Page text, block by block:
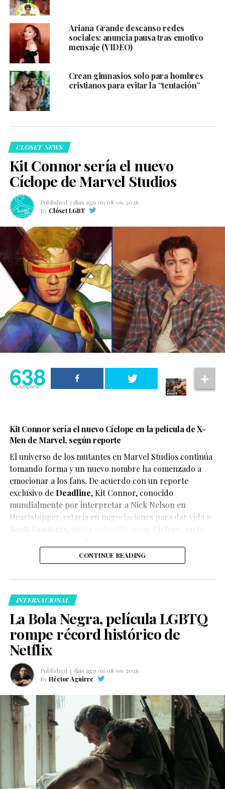
Ariana Grande descanso redes
sociales: anuncia pausa tras emotivo
mensaje (VIDEO)
Crean gimnasios solo para hombres
cristianos para evitar la “tentación”
CLOSET NEWS
Kit Connor sería el nuevo
Cíclope de Marvel Studios
Published 3 días ago on 08/06/2026
By Clóset LGBT
638
Compartir
Kit Connor sería el nuevo Cíclope en la película de X-
Men de Marvel, según reporte
El universo de los mutantes en Marvel Studios continúa
tomando forma y un nuevo nombre ha comenzado a
emocionar a los fans. De acuerdo con un reporte
exclusivo de Deadline,Kit Connor, conocido
mundialmente por interpretar a Nick Nelson en
Heartstopper, estaría en negociaciones para dar vida a
CONTINUE READING
INTERNACIONAL
La Bola Negra, película LGBTQ
rompe récord histórico de
Netflix
Published 3 días ago on 08/06/2026
By Héctor Aguirre